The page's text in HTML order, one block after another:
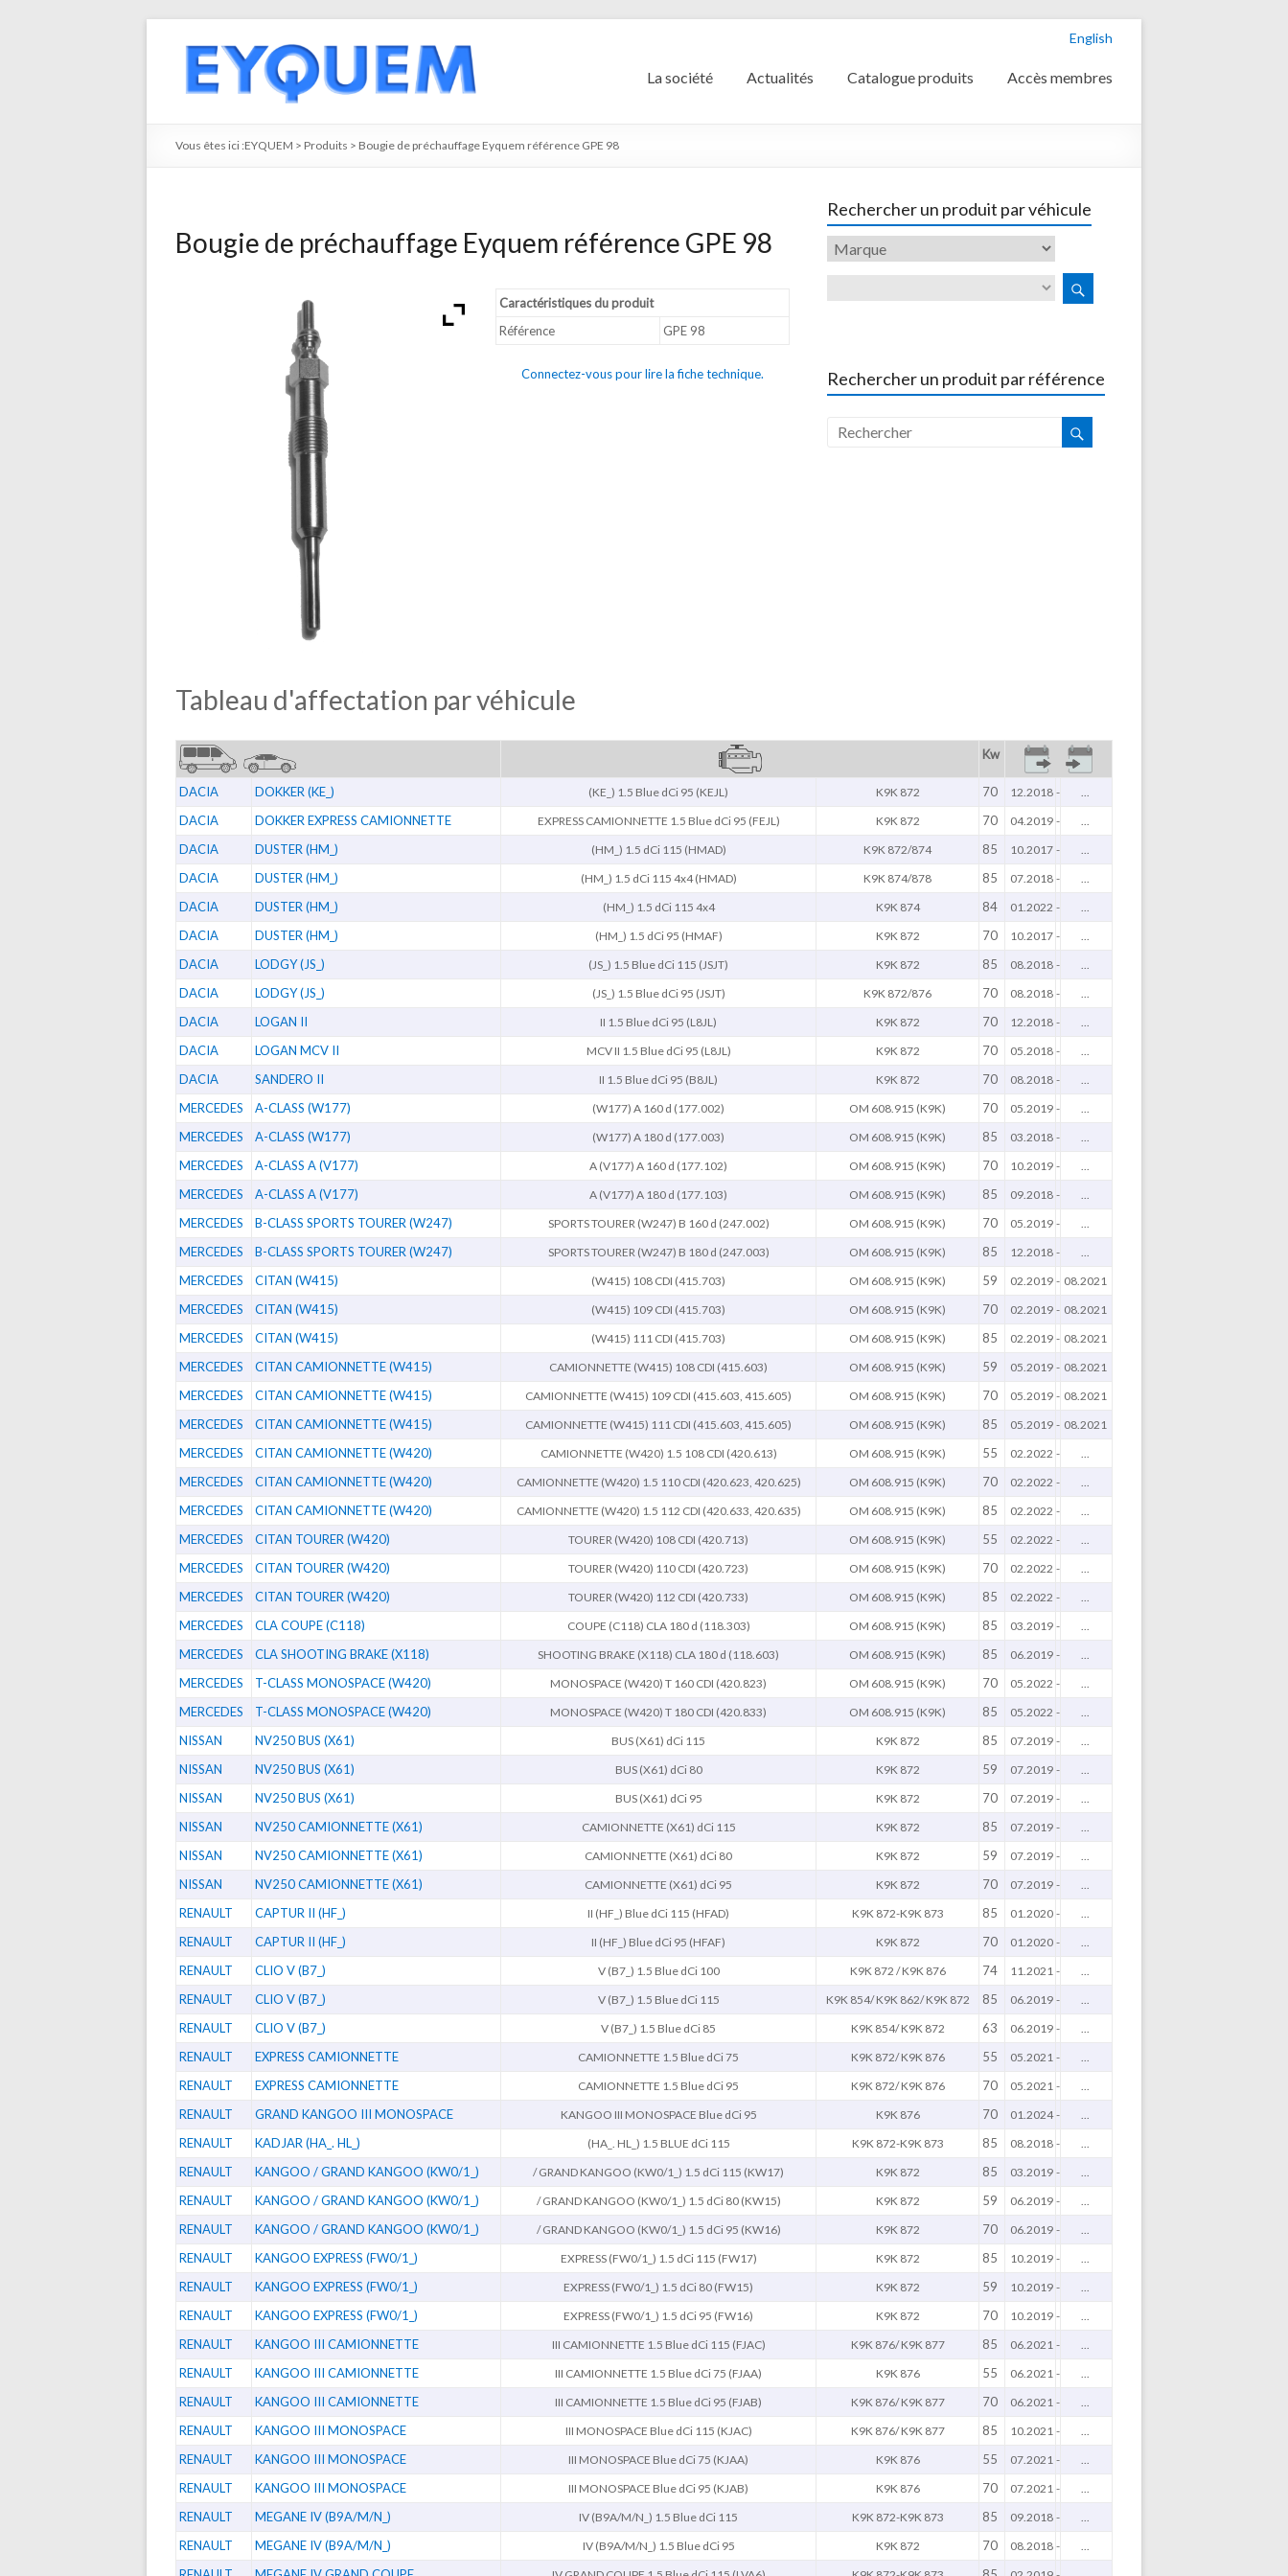
English
La société Actualités Catalogue produits Accès membres
Vous êtes ici :EYQUEM > Produits > Bougie de préchauffage Eyquem référence GPE 98
Bougie de préchauffage Eyquem référence GPE 98
Caractéristiques du produit
Référence
GPE 98
Connectez-vous pour lire la fiche technique.
Rechercher un produit par véhicule
Rechercher un produit par référence
Tableau d'affectation par véhicule
Kw
DACIA DOKKER (KE_) (KE_) 1.5 Blue dCi 95 (KEJL) K9K 872 70 12.2018 - ...
DACIA DOKKER EXPRESS CAMIONNETTE EXPRESS CAMIONNETTE 1.5 Blue dCi 95 (FEJL) K9K 872 70 04.2019 - ...
DACIA DUSTER (HM_) (HM_) 1.5 dCi 115 (HMAD) K9K 872/874 85 10.2017 - ...
DACIA DUSTER (HM_) (HM_) 1.5 dCi 115 4x4 (HMAD) K9K 874/878 85 07.2018 - ...
DACIA DUSTER (HM_) (HM_) 1.5 dCi 115 4x4 K9K 874 84 01.2022 - ...
DACIA DUSTER (HM_) (HM_) 1.5 dCi 95 (HMAF) K9K 872 70 10.2017 - ...
DACIA LODGY (JS_) (JS_) 1.5 Blue dCi 115 (JSJT) K9K 872 85 08.2018 - ...
DACIA LODGY (JS_) (JS_) 1.5 Blue dCi 95 (JSJT) K9K 872/876 70 08.2018 - ...
DACIA LOGAN II II 1.5 Blue dCi 95 (L8JL) K9K 872 70 12.2018 - ...
DACIA LOGAN MCV II MCV II 1.5 Blue dCi 95 (L8JL) K9K 872 70 05.2018 - ...
DACIA SANDERO II II 1.5 Blue dCi 95 (B8JL) K9K 872 70 08.2018 - ...
MERCEDES A-CLASS (W177) (W177) A 160 d (177.002) OM 608.915 (K9K) 70 05.2019 - ...
MERCEDES A-CLASS (W177) (W177) A 180 d (177.003) OM 608.915 (K9K) 85 03.2018 - ...
MERCEDES A-CLASS A (V177) A (V177) A 160 d (177.102) OM 608.915 (K9K) 70 10.2019 - ...
MERCEDES A-CLASS A (V177) A (V177) A 180 d (177.103) OM 608.915 (K9K) 85 09.2018 - ...
MERCEDES B-CLASS SPORTS TOURER (W247) SPORTS TOURER (W247) B 160 d (247.002) OM 608.915 (K9K) 70 05.2019 - ...
MERCEDES B-CLASS SPORTS TOURER (W247) SPORTS TOURER (W247) B 180 d (247.003) OM 608.915 (K9K) 85 12.2018 - ...
MERCEDES CITAN (W415) (W415) 108 CDI (415.703) OM 608.915 (K9K) 59 02.2019 - 08.2021
MERCEDES CITAN (W415) (W415) 109 CDI (415.703) OM 608.915 (K9K) 70 02.2019 - 08.2021
MERCEDES CITAN (W415) (W415) 111 CDI (415.703) OM 608.915 (K9K) 85 02.2019 - 08.2021
MERCEDES CITAN CAMIONNETTE (W415) CAMIONNETTE (W415) 108 CDI (415.603) OM 608.915 (K9K) 59 05.2019 - 08.2021
MERCEDES CITAN CAMIONNETTE (W415) CAMIONNETTE (W415) 109 CDI (415.603, 415.605) OM 608.915 (K9K) 70 05.2019 - 08.2021
MERCEDES CITAN CAMIONNETTE (W415) CAMIONNETTE (W415) 111 CDI (415.603, 415.605) OM 608.915 (K9K) 85 05.2019 - 08.2021
MERCEDES CITAN CAMIONNETTE (W420) CAMIONNETTE (W420) 1.5 108 CDI (420.613) OM 608.915 (K9K) 55 02.2022 - ...
MERCEDES CITAN CAMIONNETTE (W420) CAMIONNETTE (W420) 1.5 110 CDI (420.623, 420.625) OM 608.915 (K9K) 70 02.2022 - ...
MERCEDES CITAN CAMIONNETTE (W420) CAMIONNETTE (W420) 1.5 112 CDI (420.633, 420.635) OM 608.915 (K9K) 85 02.2022 - ...
MERCEDES CITAN TOURER (W420) TOURER (W420) 108 CDI (420.713) OM 608.915 (K9K) 55 02.2022 - ...
MERCEDES CITAN TOURER (W420) TOURER (W420) 110 CDI (420.723) OM 608.915 (K9K) 70 02.2022 - ...
MERCEDES CITAN TOURER (W420) TOURER (W420) 112 CDI (420.733) OM 608.915 (K9K) 85 02.2022 - ...
MERCEDES CLA COUPE (C118) COUPE (C118) CLA 180 d (118.303) OM 608.915 (K9K) 85 03.2019 - ...
MERCEDES CLA SHOOTING BRAKE (X118) SHOOTING BRAKE (X118) CLA 180 d (118.603) OM 608.915 (K9K) 85 06.2019 - ...
MERCEDES T-CLASS MONOSPACE (W420) MONOSPACE (W420) T 160 CDI (420.823) OM 608.915 (K9K) 70 05.2022 - ...
MERCEDES T-CLASS MONOSPACE (W420) MONOSPACE (W420) T 180 CDI (420.833) OM 608.915 (K9K) 85 05.2022 - ...
NISSAN NV250 BUS (X61) BUS (X61) dCi 115 K9K 872 85 07.2019 - ...
NISSAN NV250 BUS (X61) BUS (X61) dCi 80 K9K 872 59 07.2019 - ...
NISSAN NV250 BUS (X61) BUS (X61) dCi 95 K9K 872 70 07.2019 - ...
NISSAN NV250 CAMIONNETTE (X61) CAMIONNETTE (X61) dCi 115 K9K 872 85 07.2019 - ...
NISSAN NV250 CAMIONNETTE (X61) CAMIONNETTE (X61) dCi 80 K9K 872 59 07.2019 - ...
NISSAN NV250 CAMIONNETTE (X61) CAMIONNETTE (X61) dCi 95 K9K 872 70 07.2019 - ...
RENAULT CAPTUR II (HF_) II (HF_) Blue dCi 115 (HFAD) K9K 872-K9K 873 85 01.2020 - ...
RENAULT CAPTUR II (HF_) II (HF_) Blue dCi 95 (HFAF) K9K 872 70 01.2020 - ...
RENAULT CLIO V (B7_) V (B7_) 1.5 Blue dCi 100 K9K 872 / K9K 876 74 11.2021 - ...
RENAULT CLIO V (B7_) V (B7_) 1.5 Blue dCi 115 K9K 854/ K9K 862/ K9K 872 85 06.2019 - ...
RENAULT CLIO V (B7_) V (B7_) 1.5 Blue dCi 85 K9K 854/ K9K 872 63 06.2019 - ...
RENAULT EXPRESS CAMIONNETTE CAMIONNETTE 1.5 Blue dCi 75 K9K 872/ K9K 876 55 05.2021 - ...
RENAULT EXPRESS CAMIONNETTE CAMIONNETTE 1.5 Blue dCi 95 K9K 872/ K9K 876 70 05.2021 - ...
RENAULT GRAND KANGOO III MONOSPACE KANGOO III MONOSPACE Blue dCi 95 K9K 876 70 01.2024 - ...
RENAULT KADJAR (HA_. HL_) (HA_. HL_) 1.5 BLUE dCi 115 K9K 872-K9K 873 85 08.2018 - ...
RENAULT KANGOO / GRAND KANGOO (KW0/1_) / GRAND KANGOO (KW0/1_) 1.5 dCi 115 (KW17) K9K 872 85 03.2019 - ...
RENAULT KANGOO / GRAND KANGOO (KW0/1_) / GRAND KANGOO (KW0/1_) 1.5 dCi 80 (KW15) K9K 872 59 06.2019 - ...
RENAULT KANGOO / GRAND KANGOO (KW0/1_) / GRAND KANGOO (KW0/1_) 1.5 dCi 95 (KW16) K9K 872 70 06.2019 - ...
RENAULT KANGOO EXPRESS (FW0/1_) EXPRESS (FW0/1_) 1.5 dCi 115 (FW17) K9K 872 85 10.2019 - ...
RENAULT KANGOO EXPRESS (FW0/1_) EXPRESS (FW0/1_) 1.5 dCi 80 (FW15) K9K 872 59 10.2019 - ...
RENAULT KANGOO EXPRESS (FW0/1_) EXPRESS (FW0/1_) 1.5 dCi 95 (FW16) K9K 872 70 10.2019 - ...
RENAULT KANGOO III CAMIONNETTE III CAMIONNETTE 1.5 Blue dCi 115 (FJAC) K9K 876/ K9K 877 85 06.2021 - ...
RENAULT KANGOO III CAMIONNETTE III CAMIONNETTE 1.5 Blue dCi 75 (FJAA) K9K 876 55 06.2021 - ...
RENAULT KANGOO III CAMIONNETTE III CAMIONNETTE 1.5 Blue dCi 95 (FJAB) K9K 876/ K9K 877 70 06.2021 - ...
RENAULT KANGOO III MONOSPACE III MONOSPACE Blue dCi 115 (KJAC) K9K 876/ K9K 877 85 10.2021 - ...
RENAULT KANGOO III MONOSPACE III MONOSPACE Blue dCi 75 (KJAA) K9K 876 55 07.2021 - ...
RENAULT KANGOO III MONOSPACE III MONOSPACE Blue dCi 95 (KJAB) K9K 876 70 07.2021 - ...
RENAULT MEGANE IV (B9A/M/N_) IV (B9A/M/N_) 1.5 Blue dCi 115 K9K 872-K9K 873 85 09.2018 - ...
RENAULT MEGANE IV (B9A/M/N_) IV (B9A/M/N_) 1.5 Blue dCi 95 K9K 872 70 08.2018 - ...